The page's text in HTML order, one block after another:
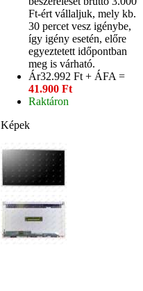
Ft-ért vállaljuk, mely kb.
30 percet vesz igénybe,
így igény esetén, előre
egyeztetett időpontban
meg is várható.
Ár32.992 Ft + ÁFA =
41.900 Ft
Raktáron
Képek